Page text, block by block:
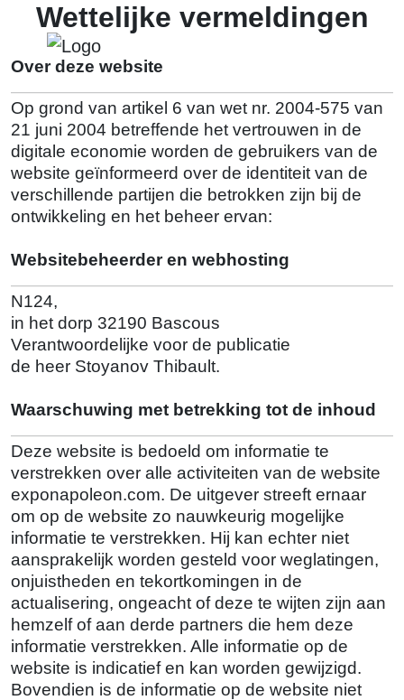
Wettelijke vermeldingen
Over deze website
Op grond van artikel 6 van wet nr. 2004-575 van
21 juni 2004 betreffende het vertrouwen in de
digitale economie worden de gebruikers van de
website geïnformeerd over de identiteit van de
verschillende partijen die betrokken zijn bij de
ontwikkeling en het beheer ervan:
Websitebeheerder en webhosting
N124,
in het dorp 32190 Bascous
Verantwoordelijke voor de publicatie
de heer Stoyanov Thibault.
Waarschuwing met betrekking tot de inhoud
Deze website is bedoeld om informatie te
verstrekken over alle activiteiten van de website
exponapoleon.com. De uitgever streeft ernaar
om op de website zo nauwkeurig mogelijke
informatie te verstrekken. Hij kan echter niet
aansprakelijk worden gesteld voor weglatingen,
onjuistheden en tekortkomingen in de
actualisering, ongeacht of deze te wijten zijn aan
hemzelf of aan derde partners die hem deze
informatie verstrekken. Alle informatie op de
website is indicatief en kan worden gewijzigd.
Bovendien is de informatie op de website niet